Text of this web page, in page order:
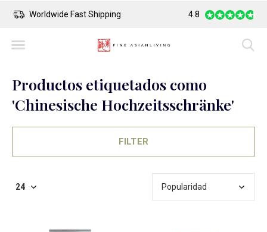
Worldwide Fast Shipping Safe Payment
4.8
Productos etiquetados como
'Chinesische Hochzeitsschränke'
FILTER